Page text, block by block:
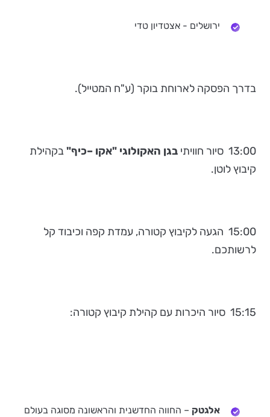
ירושלים - אצטדיון טדי
בדרך הפסקה לארוחת בוקר (ע"ח המטייל).
13:00 סיור חוויתי בגן האקולוגי "אקו –כיף"בקהילת
קיבוץ לוטן.
15:00 הגעה לקיבוץ קטורה, עמדת קפה וכיבוד קל
לרשותכם.
15:15 סיור היכרות עם קהילת קיבוץ קטורה:
אלגטק – החווה החדשנית והראשונה מסוגה בעולם